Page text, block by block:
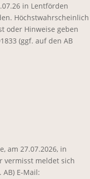
in Lentförden
Höchstwahrscheinlich
oder Hinweise geben
(ggf. auf den AB
am 27.07.2026, in
vermisst meldet sich
E-Mail: